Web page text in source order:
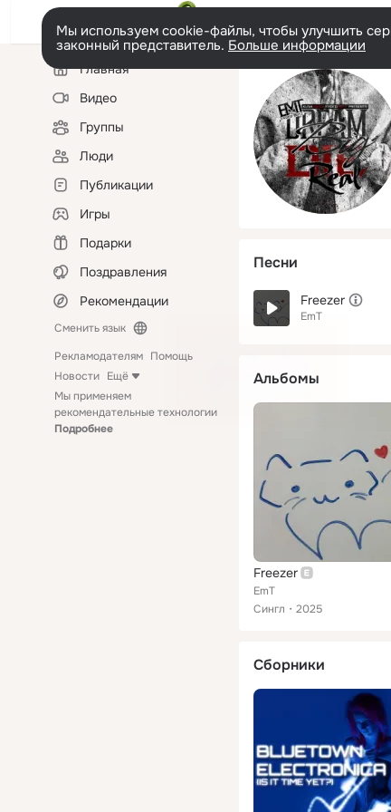
Мы используем cookie-файлы, чтобы улучшить
законный представитель. Больше информации
Левая
колонкаГлавная
Видео
Группы
Люди
Публикации
Игры
Подарки
Поздравления
Рекомендации
Сменить язык
Рекламодателям Помощь
Новости Ещё
Мы применяем
рекомендательные технологии
Подробнее
Песни
Freezer
EmT
Альбомы
Freezer
EmT
Сингл
2025
Сборники